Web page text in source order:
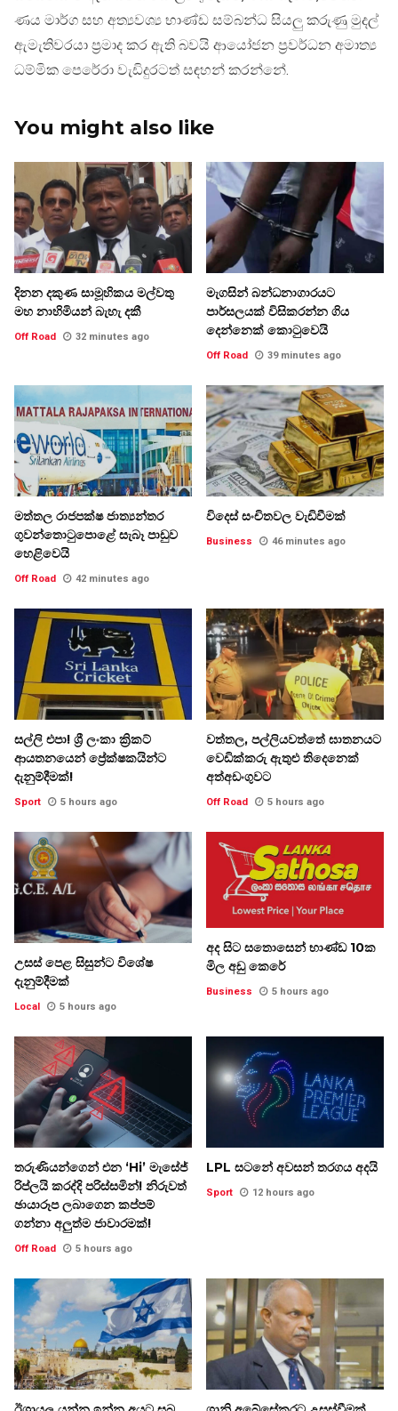
ණය මාර්ග සහ අත්‍යවශ්‍ය භාණ්ඩ සම්බන්ධ සියලු කරුණු මුදල්
ඇමැතිවරයා ප්‍රමාද කර ඇති බවයි ආයෝජන ප්‍රවර්ධන අමාත්‍ය
ධම්මික පෙරේරා වැඩිදුරටත් සඳහන් කරන්නේ.
You might also like
දිනන දකුණ සාමූහිකය මල්වතු
මහ නාහිමියන් බැහැ දකී
Off Road 32 minutes ago
මැගසින් බන්ධනාගාරයට
පාර්සලයක් විසිකරන්න ගිය
දෙන්නෙක් කොටුවෙයි
Off Road 39 minutes ago
මත්තල රාජපක්ෂ ජාත්‍යන්තර
ගුවන්තොටුපොළේ සැබෑ පාඩුව
හෙළිවෙයි
Off Road 42 minutes ago
විදෙස් සංචිතවල වැඩිවීමක්
Business 46 minutes ago
සල්ලි එපා! ශ්‍රී ලංකා ක්‍රිකට්
ආයතනයෙන් ප්‍රේක්ෂකයින්ට
දැනුම්දීමක්!
Sport 5 hours ago
වත්තල, පල්ලියවත්තේ ඝාතනයට
වෙඩික්කරු ඇතුළු තිදෙනෙක්
අත්අඩංගුවට
Off Road 5 hours ago
උසස් පෙළ සිසුන්ට විශේෂ
දැනුම්දීමක්
Local 5 hours ago
අද සිට සතොසෙන් භාණ්ඩ 10ක
මිල අඩු කෙරේ
Business 5 hours ago
තරුණියන්ගෙන් එන ‘Hi’ මැසේජ්
රිප්ලයි කරද්දි පරිස්සමින්! නිරුවත්
ඡායාරූප ලබාගෙන කප්පම්
ගන්නා අලුත්ම ජාවාරමක්!
Off Road 5 hours ago
LPL සටනේ අවසන් තරගය අදයි
Sport 12 hours ago